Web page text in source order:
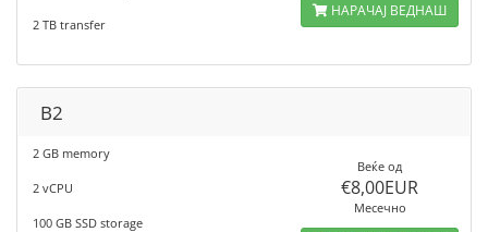
2 TB transfer
НАРАЧАЈ ВЕДНАШ
B2
2 GB memory
2 vCPU
100 GB SSD storage
Веќе од
€8,00EUR
Месечно